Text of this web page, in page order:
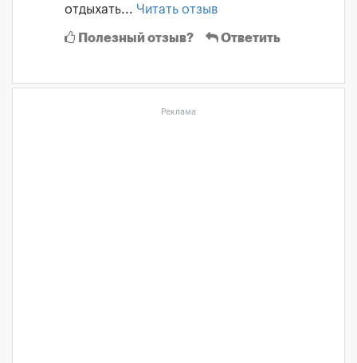
отдыхать... Читать отзыв
Полезный отзыв? Ответить
Реклама